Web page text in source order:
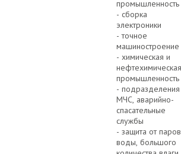
промышленность
- сборка
электроники
- точное
машиностроение
- химическая и
нефтехимическая
промышленность
- подразделения
МЧС, аварийно-
спасательные
службы
- защита от паров
воды, большого